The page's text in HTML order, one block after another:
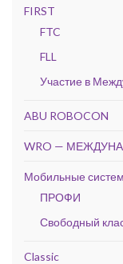
FIRST
FTC
FLL
Участие в
ABU ROBOCON
WRO —
Мобильные
ПРОФИ
Свободный
Classic